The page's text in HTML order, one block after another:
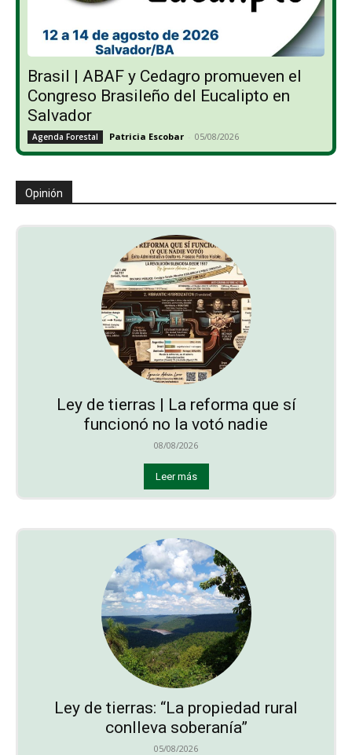
Brasil | ABAF y Cedagro promueven el
Congreso Brasileño del Eucalipto en
Salvador
Agenda Forestal Patricia Escobar - 05/08/2026
Opinión
Ley de tierras | La reforma que sí
funcionó no la votó nadie
08/08/2026
Leer más
Ley de tierras: “La propiedad rural
conlleva soberanía”
05/08/2026